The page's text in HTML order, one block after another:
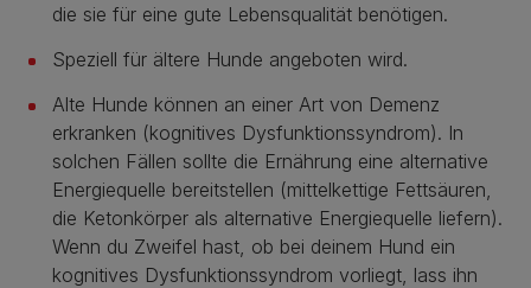
die sie für eine gute Lebensqualität benötigen.
Speziell für ältere Hunde angeboten wird.
Alte Hunde können an einer Art von Demenz
erkranken (kognitives Dysfunktionssyndrom). In
solchen Fällen sollte die Ernährung eine alternative
Energiequelle bereitstellen (mittelkettige Fettsäuren,
die Ketonkörper als alternative Energiequelle liefern).
Wenn du Zweifel hast, ob bei deinem Hund ein
kognitives Dysfunktionssyndrom vorliegt, lass ihn